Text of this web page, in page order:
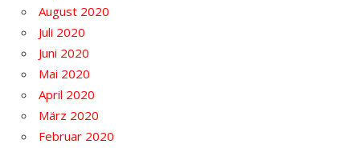
August 2020
Juli 2020
Juni 2020
Mai 2020
April 2020
März 2020
Februar 2020